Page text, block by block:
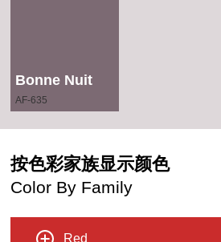
Bonne Nuit
AF-635
按色彩家族显示颜色
Color By Family
Red